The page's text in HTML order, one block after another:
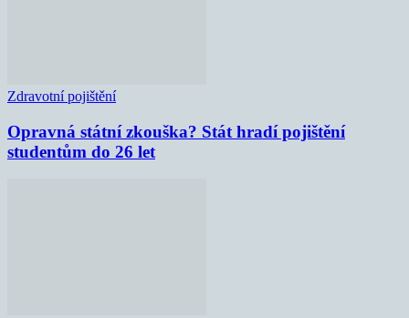
Zdravotní pojištění
Opravná státní zkouška? Stát hradí pojištění
studentům do 26 let